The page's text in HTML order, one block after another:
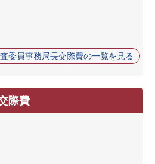
委員事務局長交際費の一覧を見る
際費